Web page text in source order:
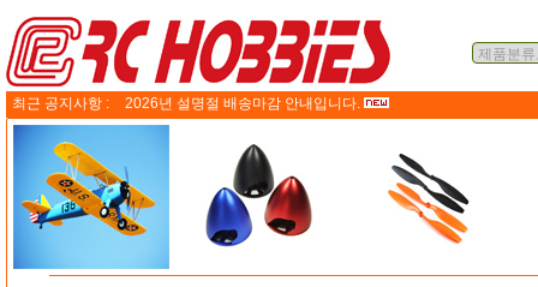
최근 공지사항 : 2026년 설명절 배송마감 안내입니다.